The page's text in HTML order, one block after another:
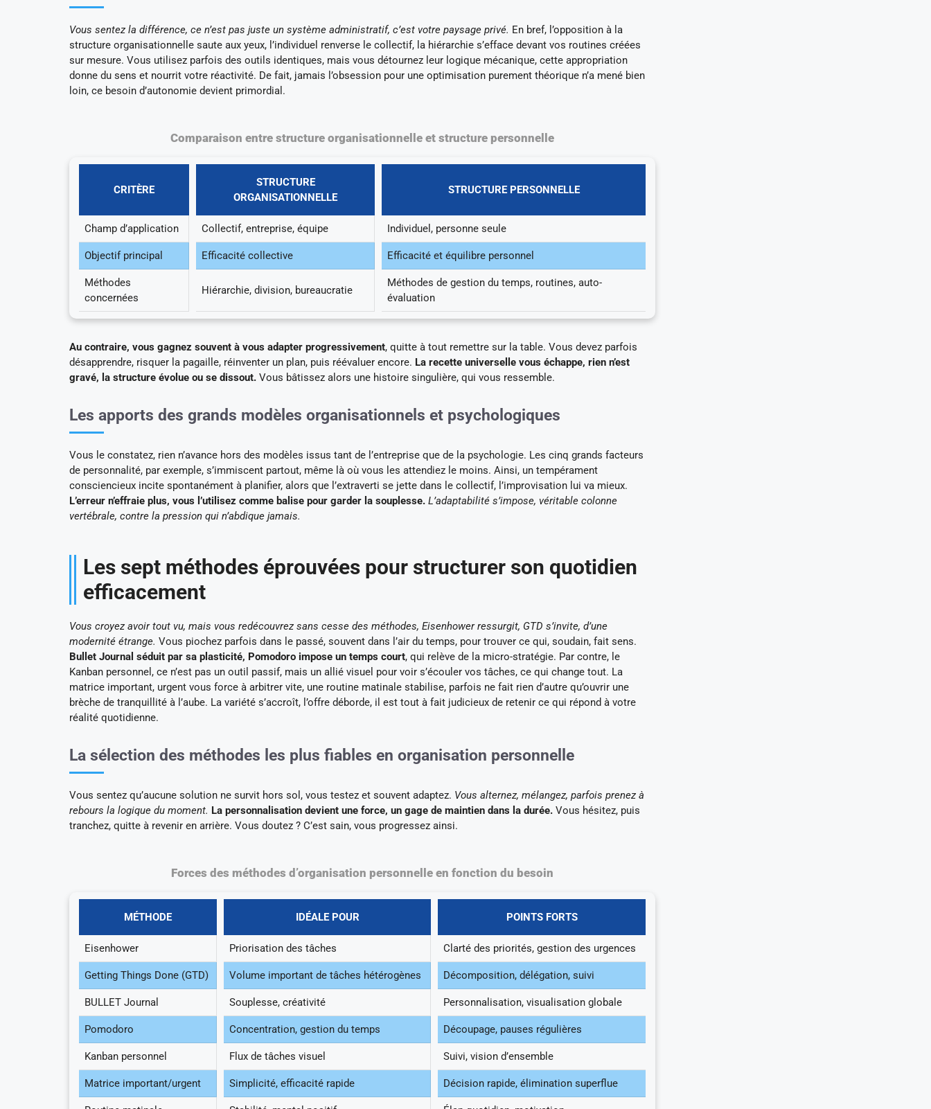
Vous sentez la différence, ce n’est pas juste un système administratif, c’est votre paysage privé. En bref, l’opposition à la
structure organisationnelle saute aux yeux, l’individuel renverse le collectif, la hiérarchie s’efface devant vos routines créées
sur mesure. Vous utilisez parfois des outils identiques, mais vous détournez leur logique mécanique, cette appropriation
donne du sens et nourrit votre réactivité. De fait, jamais l’obsession pour une optimisation purement théorique n’a mené bien
loin, ce besoin d’autonomie devient primordial.
Comparaison entre structure organisationnelle et structure personnelle
CRITÈRE
STRUCTURE
ORGANISATIONNELLE
STRUCTURE PERSONNELLE
Champ d’application Collectif, entreprise, équipe Individuel, personne seule
Objectif principal Efficacité collective Efficacité et équilibre personnel
Méthodes
concernées
Hiérarchie, division, bureaucratie
Méthodes de gestion du temps, routines, auto-
évaluation
Au contraire, vous gagnez souvent à vous adapter progressivement, quitte à tout remettre sur la table. Vous devez parfois
désapprendre, risquer la pagaille, réinventer un plan, puis réévaluer encore. La recette universelle vous échappe, rien n’est
gravé, la structure évolue ou se dissout. Vous bâtissez alors une histoire singulière, qui vous ressemble.
Les apports des grands modèles organisationnels et psychologiques
Vous le constatez, rien n’avance hors des modèles issus tant de l’entreprise que de la psychologie. Les cinq grands facteurs
de personnalité, par exemple, s’immiscent partout, même là où vous les attendiez le moins. Ainsi, un tempérament
consciencieux incite spontanément à planifier, alors que l’extraverti se jette dans le collectif, l’improvisation lui va mieux.
L’erreur n’effraie plus, vous l’utilisez comme balise pour garder la souplesse. L’adaptabilité s’impose, véritable colonne
vertébrale, contre la pression qui n’abdique jamais.
Les sept méthodes éprouvées pour structurer son quotidien
efficacement
Vous croyez avoir tout vu, mais vous redécouvrez sans cesse des méthodes, Eisenhower ressurgit, GTD s’invite, d’une
modernité étrange. Vous piochez parfois dans le passé, souvent dans l’air du temps, pour trouver ce qui, soudain, fait sens.
Bullet Journal séduit par sa plasticité, Pomodoro impose un temps court, qui relève de la micro-stratégie. Par contre, le
Kanban personnel, ce n’est pas un outil passif, mais un allié visuel pour voir s’écouler vos tâches, ce qui change tout. La
matrice important, urgent vous force à arbitrer vite, une routine matinale stabilise, parfois ne fait rien d’autre qu’ouvrir une
brèche de tranquillité à l’aube. La variété s’accroît, l’offre déborde, il est tout à fait judicieux de retenir ce qui répond à votre
réalité quotidienne.
La sélection des méthodes les plus fiables en organisation personnelle
Vous sentez qu’aucune solution ne survit hors sol, vous testez et souvent adaptez. Vous alternez, mélangez, parfois prenez à
rebours la logique du moment. La personnalisation devient une force, un gage de maintien dans la durée. Vous hésitez, puis
tranchez, quitte à revenir en arrière. Vous doutez ? C’est sain, vous progressez ainsi.
Forces des méthodes d’organisation personnelle en fonction du besoin
MÉTHODE IDÉALE POUR POINTS FORTS
Eisenhower Priorisation des tâches Clarté des priorités, gestion des urgences
Getting Things Done (GTD) Volume important de tâches hétérogènes Décomposition, délégation, suivi
BULLET Journal Souplesse, créativité Personnalisation, visualisation globale
Pomodoro Concentration, gestion du temps Découpage, pauses régulières
Kanban personnel Flux de tâches visuel Suivi, vision d’ensemble
Matrice important/urgent Simplicité, efficacité rapide Décision rapide, élimination superflue